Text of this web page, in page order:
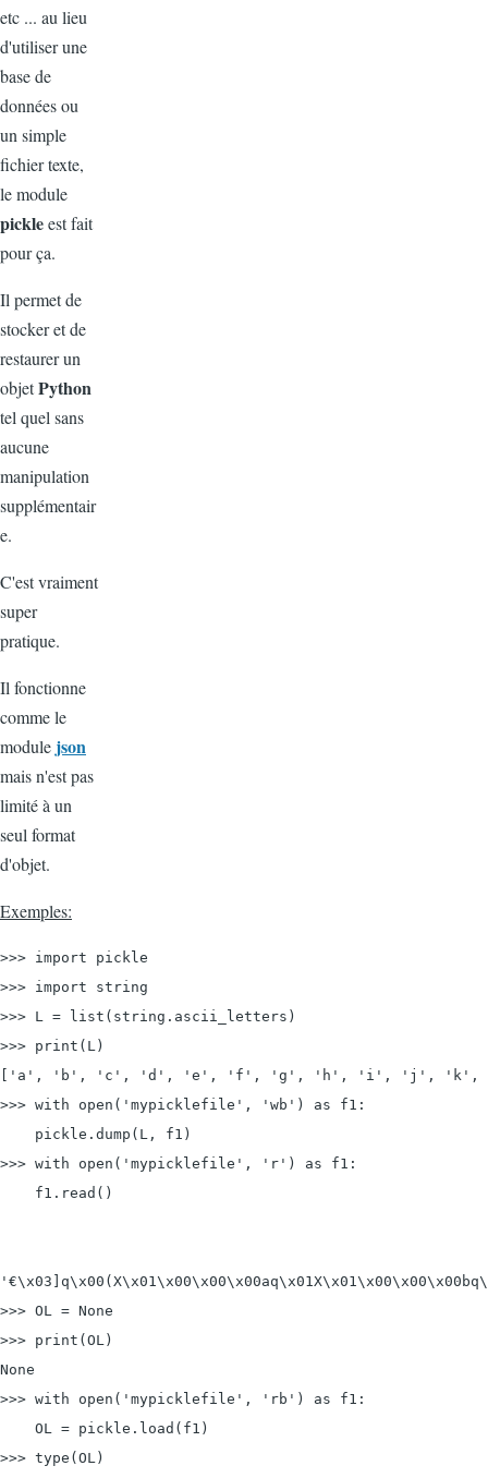
etc ... au lieu
d'utiliser une
base de
données ou
un simple
fichier texte,
le module
pickleest fait
pour ça.
Il permet de
stocker et de
restaurer un
objetPython
tel quel sans
aucune
manipulation
supplémentair
e.
C'est vraiment
super
pratique.
Il fonctionne
comme le
module json
mais n'est pas
limité à un
seul format
d'objet.
Exemples:
>>> import pickle
>>> import string
>>> L = list(string.ascii_letters)
>>> print(L)
['a', 'b', 'c', 'd', 'e', 'f', 'g', 'h', 'i', 'j', 'k',
>>> with open('mypicklefile', 'wb') as f1:
    pickle.dump(L, f1)
>>> with open('mypicklefile', 'r') as f1:
    f1.read()
>>> OL = None
>>> print(OL)
None
>>> with open('mypicklefile', 'rb') as f1:
    OL = pickle.load(f1)
>>> type(OL)